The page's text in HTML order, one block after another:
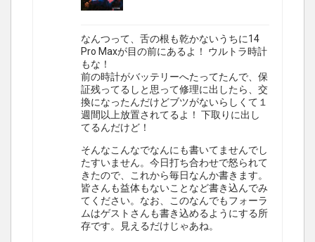
なんつって、舌の根も乾かないうちに14
Pro Maxが目の前にあるよ！ ウルトラ時計
もな！
前の時計がバッテリーへたってたんで、保
証残ってるしと思って修理に出したら、交
換になったんだけどブツがないらしくて１
週間以上放置されてるよ！ 下取りに出し
てるんだけど！
そんなこんなでなんにも書いてませんでし
たすいません。今日打ち合わせで怒られて
きたので、これから毎日なんか書きます。
皆さんも益体もないことなど書き込んでみ
てください。なお、このなんでもフォーラ
ムはゲストさんも書き込めるようにする所
存です。見えるだけじゃあね。